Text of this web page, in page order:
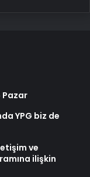
Pazar
YPG biz de
ve
ilişkin